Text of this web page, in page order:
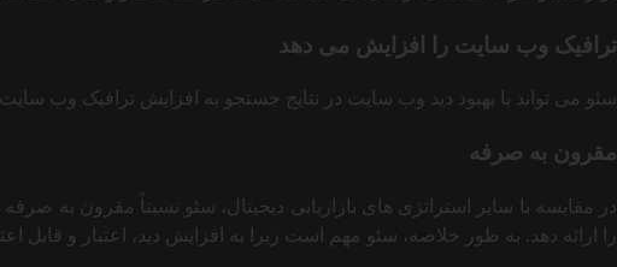
ترافیک وب سایت را افزایش می دهد
سئو می تواند با بهبود دید وب سایت در نتایج جستجو به افزایش ترافیک وب
مقرون به صرفه
در مقایسه با سایر استراتژی های بازاریابی دیجیتال، سئو نسبتاً مقرون به
را ارائه دهد. به طور خلاصه، سئو مهم است زیرا به افزایش دید، اعتبار و